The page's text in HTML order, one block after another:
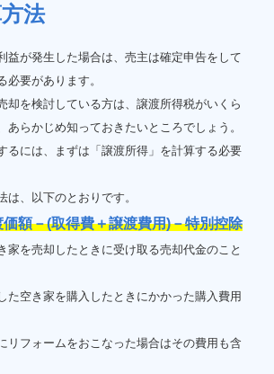
法
益が発生した場合は、売主は確定申告をして
必要があります。
却を検討している方は、譲渡所得税がいくら
あらかじめ知っておきたいところでしょう。
るには、まずは「譲渡所得」を計算する必要
は、以下のとおりです。
額－(取得費＋譲渡費用)－特別控除
家を売却したときに受け取る売却代金のこと
た空き家を購入したときにかかった購入費用
リフォームをおこなった場合はその費用も含